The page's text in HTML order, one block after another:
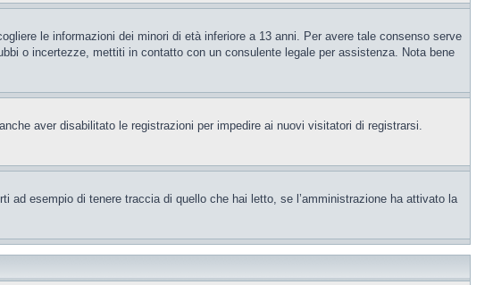
le informazioni dei minori di età inferiore a 13 anni. Per avere tale consenso serve
o incertezze, mettiti in contatto con un consulente legale per assistenza. Nota bene
aver disabilitato le registrazioni per impedire ai nuovi visitatori di registrarsi.
ad esempio di tenere traccia di quello che hai letto, se l’amministrazione ha attivato la